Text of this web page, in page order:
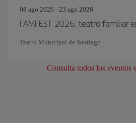
08 ago 2026 - 23 ago 2026
FAMFEST 2026: teatro familiar
Teatro Municipal de Santiago
Consulta todos los eventos